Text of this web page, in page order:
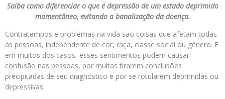
Saiba como diferenciar o que é depressão de um estado deprimido
momentâneo, evitando a banalização da doença.
Contratempos e problemas na vida são coisas que afetam todas
as pessoas, independente de cor, raça, classe social ou gênero. E
em muitos dos casos, esses sentimentos podem causar
confusão nas pessoas, por muitas tirarem conclusões
precipitadas de seu diagnóstico e por se rotularem deprimidas ou
depressivas.